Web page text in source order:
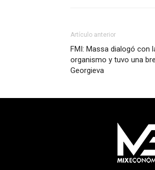
Artículo anterior
FMI: Massa dialogó con
organismo y tuvo una
Georgieva